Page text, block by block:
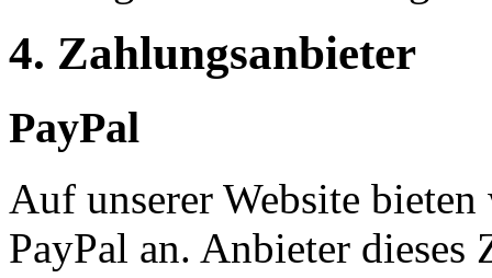
4. Zahlungsanbieter
PayPal
Auf unserer Website
PayPal an. Anbieter dieses